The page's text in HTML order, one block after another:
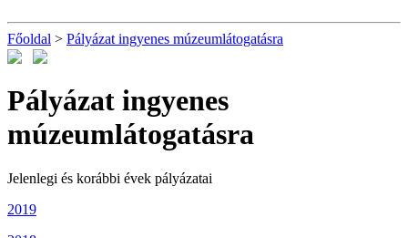
Főoldal > Pályázat ingyenes múzeumlátogatásra
Pályázat ingyenes
múzeumlátogatásra
Jelenlegi és korábbi évek pályázatai
2019